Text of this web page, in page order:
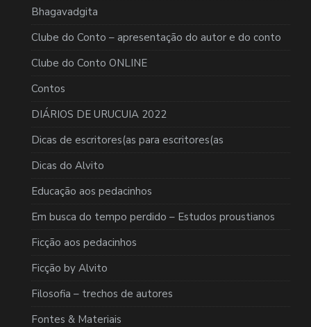
Bhagavadgita
Clube do Conto – apresentação do autor e do conto
Clube do Conto ONLINE
Contos
DIÁRIOS DE URUCUIA 2022
Dicas de escritores(as para escritores(as
Dicas do Alvito
Educação aos pedacinhos
Em busca do tempo perdido – Estudos proustianos
Ficção aos pedacinhos
Ficção by Alvito
Filosofia – trechos de autores
Fontes & Materiais